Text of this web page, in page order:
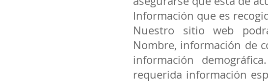
Información que es
Nuestro sitio web
Nombre, información de
información
requerida información